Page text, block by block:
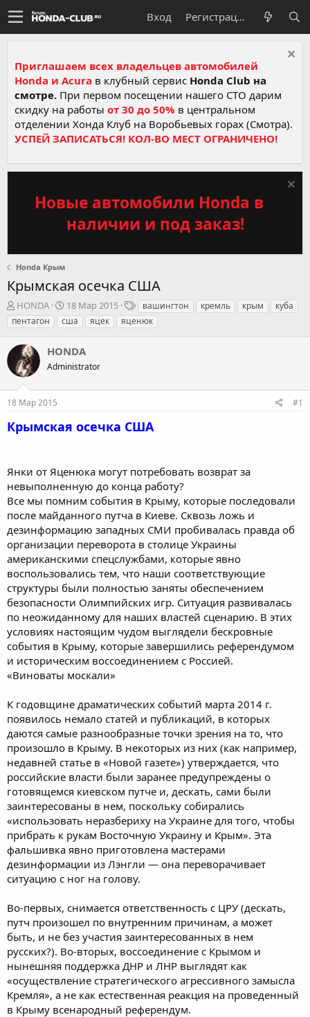
Вход Регистрация
Приглашаем всех владельцев автомобилей
Honda и Acura в клубный сервис Honda Club на
смотре. При первом посещении нашего СТО дарим
скидку на работы от 30 до 50% в центральном
отделении Хонда Клуб на Воробьевых горах (Смотра).
УСПЕЙ ЗАПИСАТЬСЯ! КОЛ-ВО МЕСТ ОГРАНИЧЕНО!
Новые автомобили Honda в
наличии и под заказ!
Honda Крым
Крымская осечка США
А
в
т
о
т
е
м
ы
HONDA
Д
а
т
н
а
а
18 Мар 2015
Т
е
г
вашингтон кремль крым
куба
пентагон
сша яцек яценюк
HONDA
Administrator
18 Мар 2015 #1
Крымская осечка США
Янки от Яценюка могут потребовать возврат за
невыполненную до конца работу?
Все мы помним события в Крыму, которые последовали
после майданного путча в Киеве. Сквозь ложь и
дезинформацию западных СМИ пробивалась правда об
организации переворота в столице Украины
американскими спецслужбами, которые явно
воспользовались тем, что наши соответствующие
структуры были полностью заняты обеспечением
безопасности Олимпийских игр. Ситуация развивалась
по неожиданному для наших властей сценарию. В этих
условиях настоящим чудом выглядели бескровные
события в Крыму, которые завершились референдумом
и историческим воссоединением с Россией.
«Виноваты москали»
К годовщине драматических событий марта 2014 г.
появилось немало статей и публикаций, в которых
даются самые разнообразные точки зрения на то, что
произошло в Крыму. В некоторых из них (как например,
недавней статье в «Новой газете») утверждается, что
российские власти были заранее предупреждены о
готовящемся киевском путче и, дескать, сами были
заинтересованы в нем, поскольку собирались
«использовать неразбериху на Украине для того, чтобы
прибрать к рукам Восточную Украину и Крым». Эта
фальшивка явно приготовлена мастерами
дезинформации из Лэнгли — она переворачивает
ситуацию с ног на голову.
Во-первых, снимается ответственность с ЦРУ (дескать,
путч произошел по внутренним причинам, а может
быть, и не без участия заинтересованных в нем
русских?). Во-вторых, воссоединение с Крымом и
нынешняя поддержка ДНР и ЛНР выглядят как
«осуществление стратегического агрессивного замысла
Кремля», а не как естественная реакция на проведенный
в Крыму всенародный референдум.